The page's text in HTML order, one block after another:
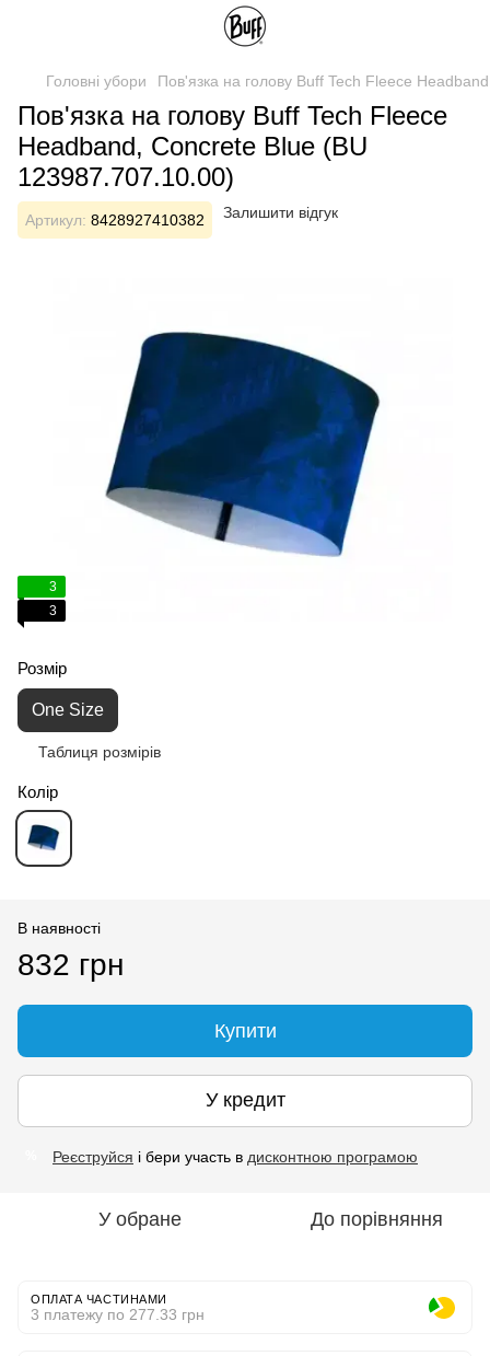
Головні убори Пов'язка на голову Buff Tech Fleece
Пов'язка на голову Buff Tech Fleece
Headband, Concrete Blue (BU
123987.707.10.00)
Артикул: 8428927410382 Залишити відгук
3
3
Розмір
One Size
Таблиця розмірів
Колір
В наявності
832 грн
Купити
У кредит
Реєструйся і бери участь в дисконтною програмою
У обране До порівняння
ОПЛАТА ЧАСТИНАМИ
3 платежу по 277.33 грн